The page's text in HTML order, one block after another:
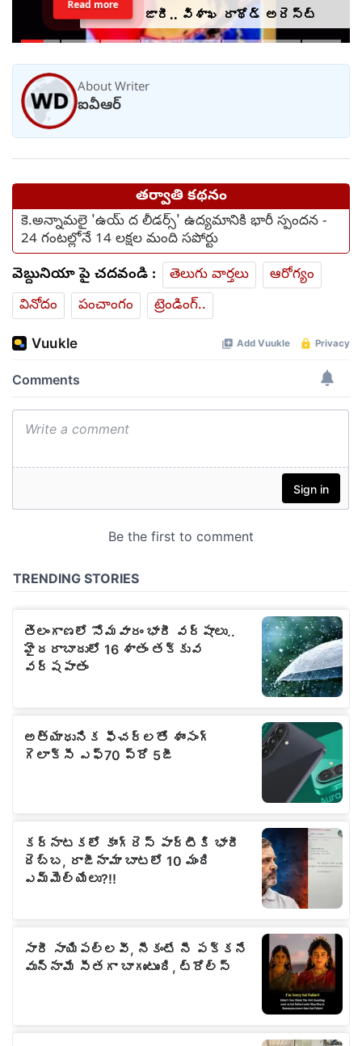
జారీ.. విశాఖ రాథోడ్‌‌ అరెస్ట్
Read more
About Writer
ఐవీఆర్
తర్వాతి కథనం
కె.అన్నామలై 'ఉయ్ ద లీడర్స్' ఉద్యమానికి భారీ స్పందన -
24 గంటల్లోనే 14 లక్షల మంది సపోర్టు
వెబ్దునియా పై చదవండి : తెలుగు వార్తలు
ఆరోగ్యం
వినోదం
పంచాంగం ట్రెండింగ్..